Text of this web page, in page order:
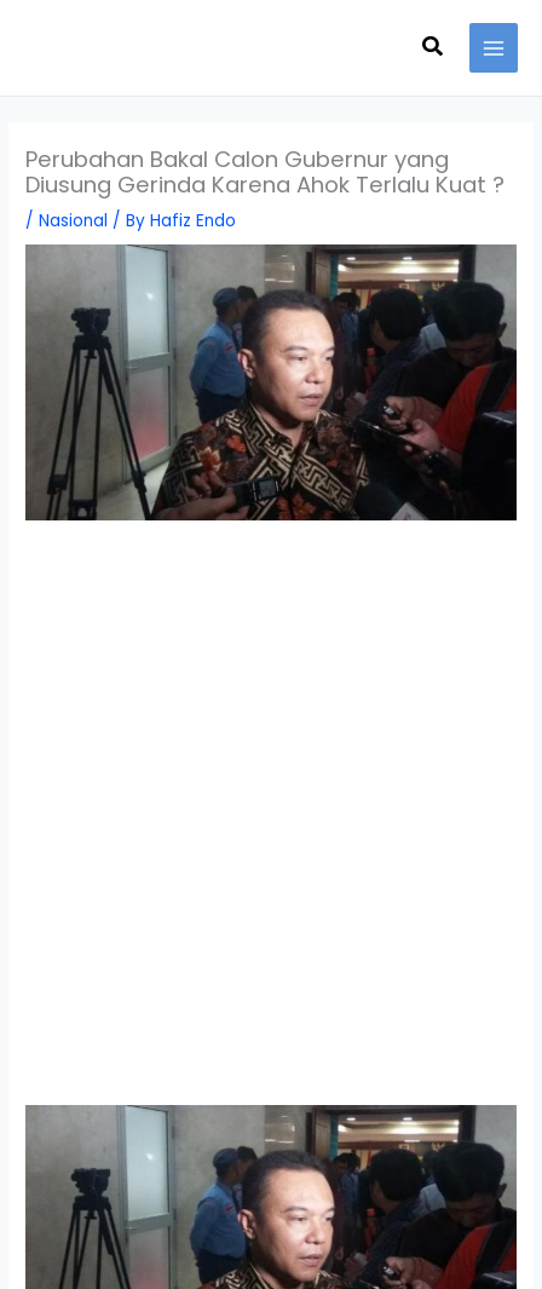
Search
Perubahan Bakal Calon Gubernur yang
Diusung Gerinda Karena Ahok Terlalu Kuat ?
/Nasional / ByHafiz Endo